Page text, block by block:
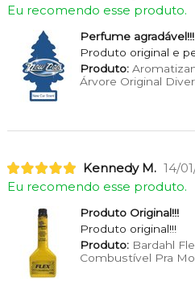
Eu recomendo esse produto.
Perfume agradável!!!
Produto original e
Produto:
Árvore Original
Kennedy M. 14/
Eu recomendo esse produto.
Produto Original!!!
Produto original!!!
Produto:Bardahl
Combustível Pra